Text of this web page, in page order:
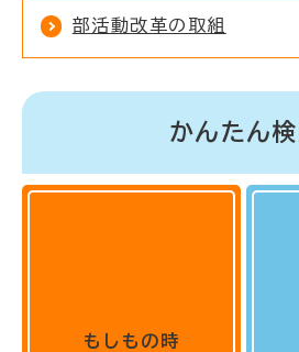
部活動改革の取組
かんたん
もしもの時